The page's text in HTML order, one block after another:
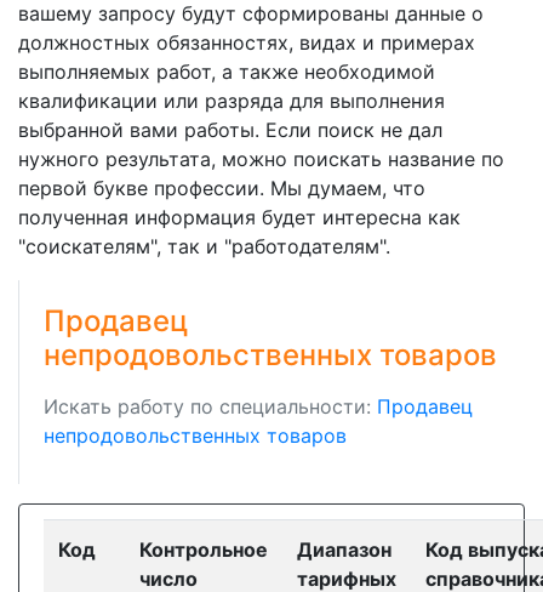
вашему запросу будут сформированы данные о
должностных обязанностях, видах и примерах
выполняемых работ, а также необходимой
квалификации или разряда для выполнения
выбранной вами работы. Если поиск не дал
нужного результата, можно поискать название по
первой букве профессии. Мы думаем, что
полученная информация будет интересна как
"соискателям", так и "работодателям".
Продавец
непродовольственных товаров
Искать работу по специальности: Продавец
непродовольственных товаров
Код
Контрольное
число
Диапазон
тарифных
Код